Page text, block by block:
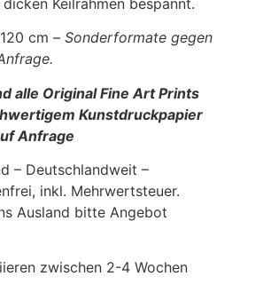
cm – Sonderformate gegen
alle Original Fine Art Prints
Kunstdruckpapier
Anfrage
– Deutschlandweit –
inkl. Mehrwertsteuer.
Ausland bitte Angebot
zwischen 2-4 Wochen